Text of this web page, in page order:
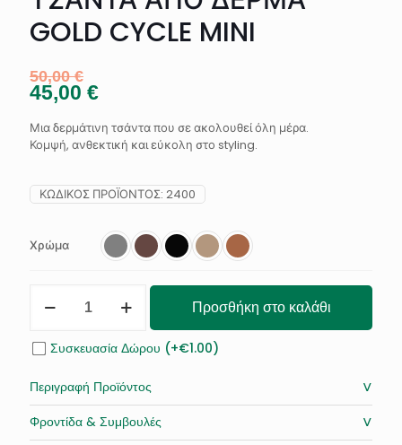
GOLD CYCLE MINI
50,00€
45,00 €
Μια δερμάτινη τσάντα που σε ακολουθεί όλη μέρα.
Κομψή, ανθεκτική και εύκολη στο styling.
ΚΩΔΙΚΌΣ ΠΡΟΪΌΝΤΟΣ: 2400
Χρώμα
ΑΠΟ
GOLD
CYCLE
ποσότητα
Προσθήκη στο καλάθι
Συσκευασία Δώρου (+€1.00)
Περιγραφή Προϊόντος ˅
Φροντίδα & Συμβουλές ˅